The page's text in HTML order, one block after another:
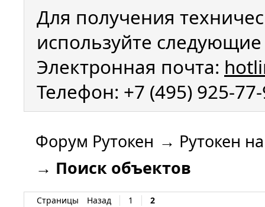
Для получения
используйте
Электронная почта:
Телефон: +7 (495) 925-
Форум Рутокен → Рутокен
→ Поиск объектов
Страницы Назад 1 2